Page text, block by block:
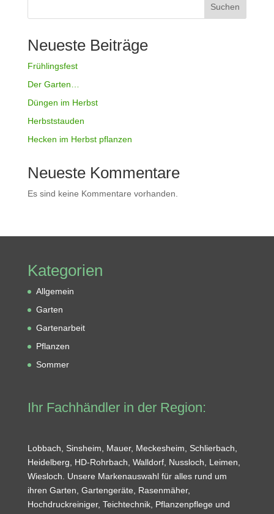
Suchen
Neueste Beiträge
Frühlingsfest
Der Garten…
Düngen im Herbst
Herbststauden
Hecken im Herbst pflanzen
Neueste Kommentare
Es sind keine Kommentare vorhanden.
Kategorien
Allgemein
Garten
Gartenarbeit
Pflanzen
Sommer
Ihr Fachhändler in der Region:
Lobbach, Sinsheim, Mauer, Meckesheim, Schlierbach,
Heidelberg, HD-Rohrbach, Walldorf, Nussloch, Leimen,
Wiesloch. Unsere Markenauswahl für alles rund um
ihren Garten, Gartengeräte, Rasenmäher,
Hochdruckreiniger, Teichtechnik, Pflanzenpflege und